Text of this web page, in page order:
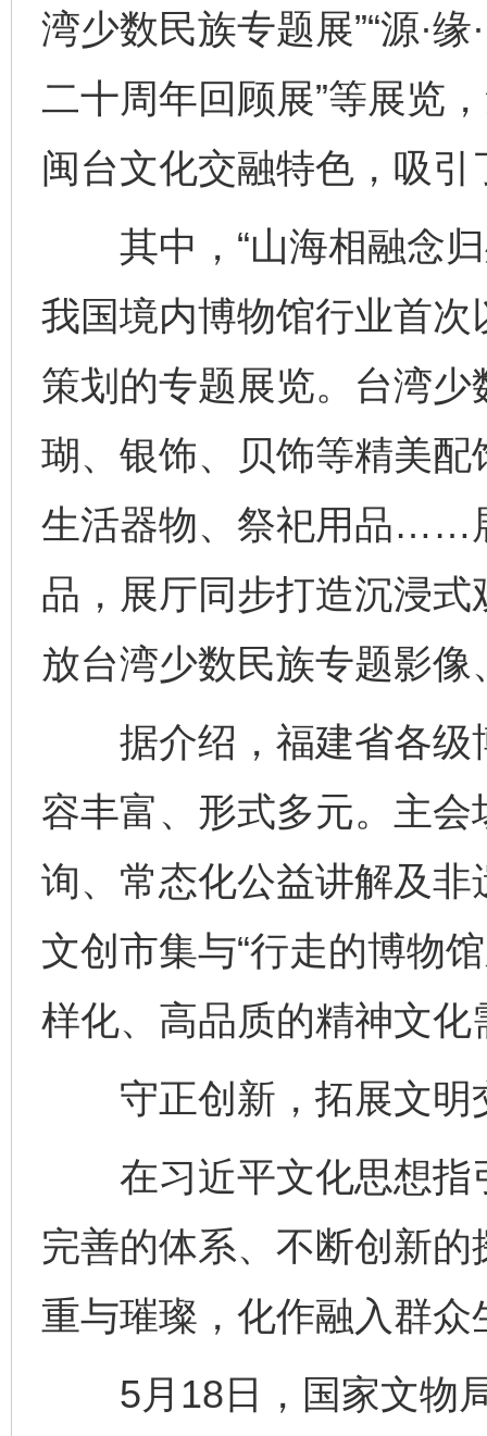
湾少数民族专题展”“源·
二十周年回顾展”等展览
闽台文化交融特色，吸
其中，“山海相融念
我国境内博物馆行业首
策划的专题展览。台湾
瑚、银饰、贝饰等精美
生活器物、祭祀用品……
品，展厅同步打造沉浸
放台湾少数民族专题影
据介绍，福建省各级
容丰富、形式多元。主
询、常态化公益讲解及
文创市集与“行走的博物
样化、高品质的精神文化
守正创新，拓展文明
在习近平文化思想指
完善的体系、不断创新
重与璀璨，化作融入群
5月18日，国家文物局